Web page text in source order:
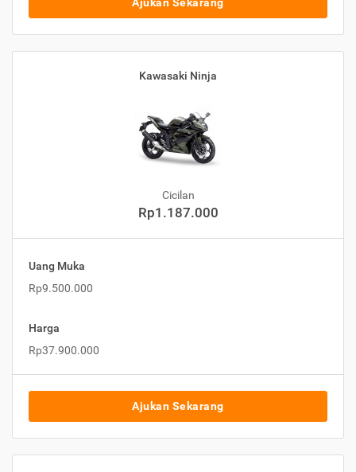
Ajukan Sekarang
Kawasaki Ninja
Cicilan
Rp1.187.000
Uang Muka
Rp9.500.000
Harga
Rp37.900.000
Ajukan Sekarang